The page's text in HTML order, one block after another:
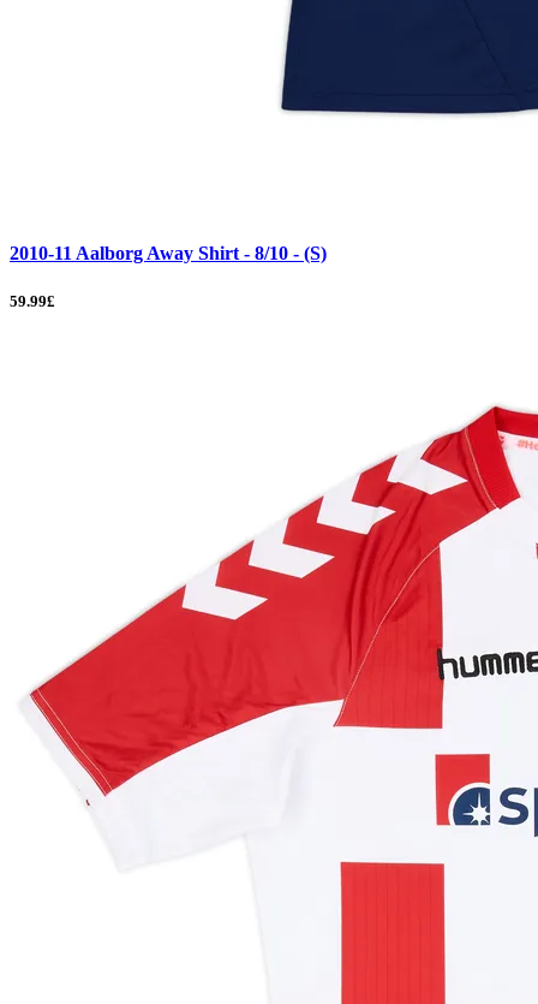
2010-11 Aalborg Away Shirt - 8/10 - (S)
59.99£